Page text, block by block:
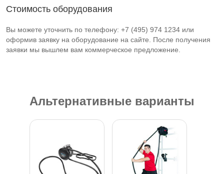
Стоимость оборудования
Вы можете уточнить по телефону: +7 (495) 974 1234 или
оформив заявку на оборудование на сайте. После получения
заявки мы вышлем вам коммерческое предложение.
Альтернативные варианты